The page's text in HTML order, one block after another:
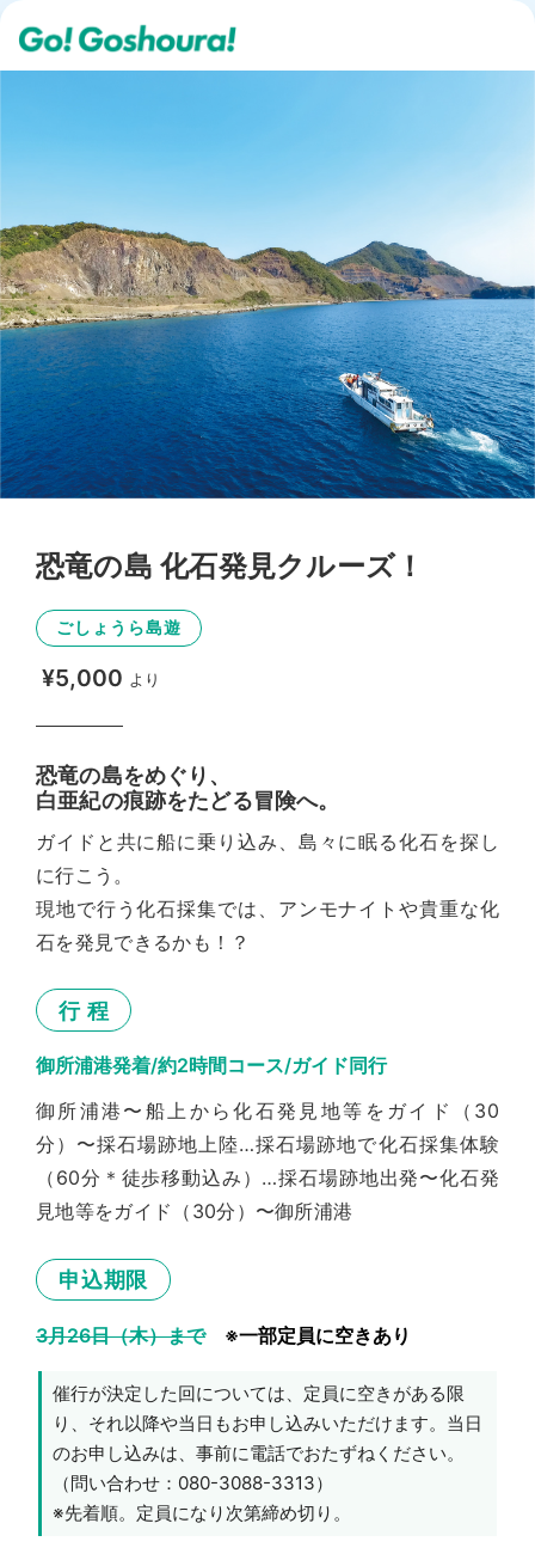
恐竜の島 化石発見クルーズ！
ごしょうら島遊
¥5,000 より
恐竜の島をめぐり、
白亜紀の痕跡をたどる冒険へ。
ガイドと共に船に乗り込み、島々に眠る化石を探し
に行こう。
現地で行う化石採集では、アンモナイトや貴重な化
石を発見できるかも！？
行 程
御所浦港発着/約2時間コース/ガイド同行
御所浦港〜船上から化石発見地等をガイド（30
分）〜採石場跡地上陸…採石場跡地で化石採集体験
（60分＊徒歩移動込み）…採石場跡地出発〜化石発
見地等をガイド（30分）〜御所浦港
申込期限
3月26日（木）まで ※一部定員に空きあり
催行が決定した回については、定員に空きがある限
り、それ以降や当日もお申し込みいただけます。当日
のお申し込みは、事前に電話でおたずねください。
（問い合わせ：080-3088-3313）
※先着順。定員になり次第締め切り。